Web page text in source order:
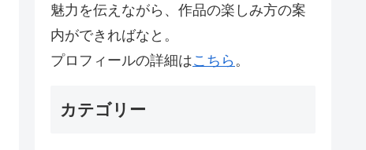
魅力を伝えながら、作品の楽しみ方の案
内ができればなと。
プロフィールの詳細はこちら 。
カテゴリー